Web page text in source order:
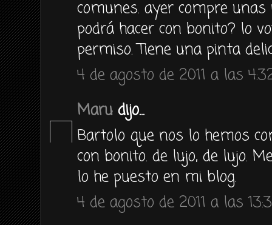
comunes. ayer compre
podrá hacer con bonito? lo
permiso. Tiene una pinta
4 de agosto de 2011 a las
Maru dijo...
Bartolo que nos lo hemos
con bonito. de lujo, de lujo.
lo he puesto en mi blog.
4 de agosto de 2011 a las